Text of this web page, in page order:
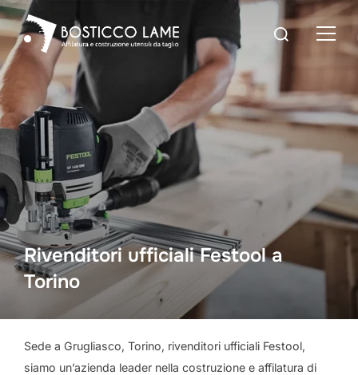
Rivenditori ufficiali Festool a
Torino
Sede a Grugliasco, Torino, rivenditori ufficiali Festool,
siamo un’azienda leader nella costruzione e affilatura di